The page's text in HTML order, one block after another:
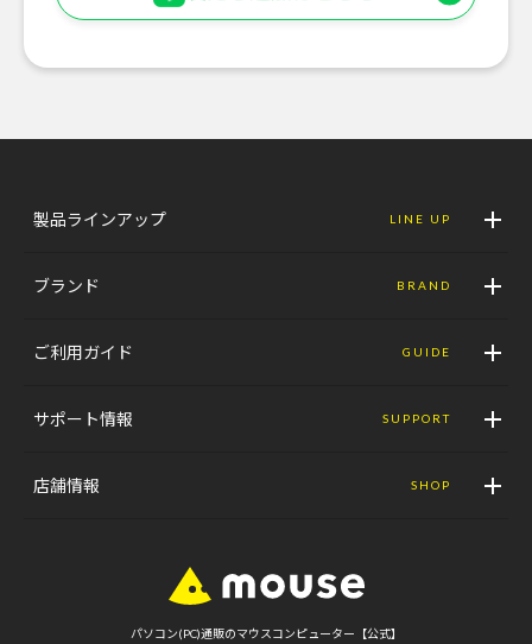
製品ラインアップ LINE UP
ブランド BRAND
ご利用ガイド GUIDE
サポート情報 SUPPORT
店舗情報 SHOP
パソコン(PC)通販のマウスコンピューター【公式】